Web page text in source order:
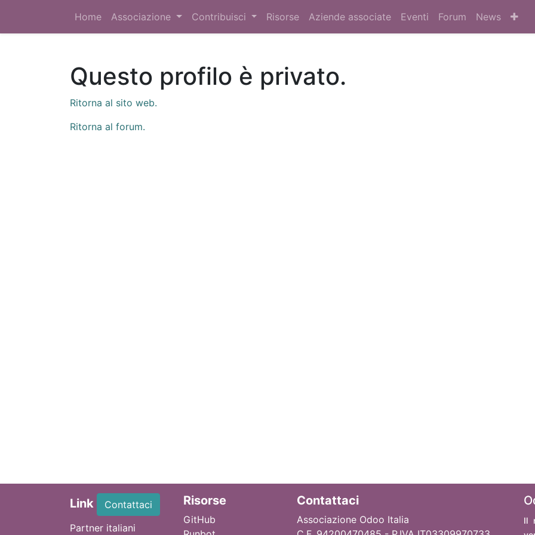
Home Associazione Contribuisci Risorse Aziende associate Eventi Forum News
Questo profilo è privato.
Ritorna al sito web.
Ritorna al forum.
Link
Contattaci
Partner italiani
Risorse
GitHub
Contattaci
Associazione Odoo Italia
Il